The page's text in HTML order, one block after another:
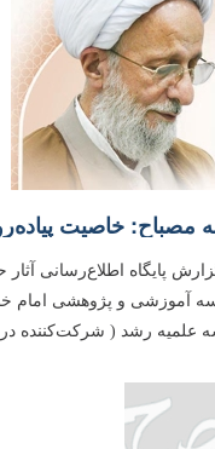
پایگاه اطلاع‌رسانی
آموزشی و پژوهشی امام
علمیه رشد ( شرکت‌کننده در